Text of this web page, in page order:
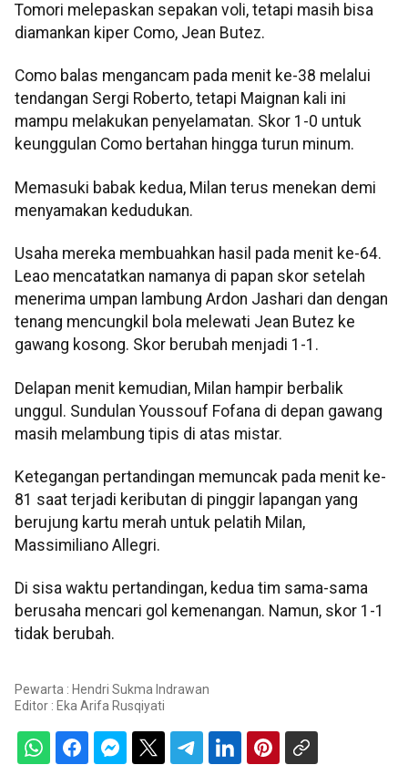
Tomori melepaskan sepakan voli, tetapi masih bisa
diamankan kiper Como, Jean Butez.
Como balas mengancam pada menit ke-38 melalui
tendangan Sergi Roberto, tetapi Maignan kali ini
mampu melakukan penyelamatan. Skor 1-0 untuk
keunggulan Como bertahan hingga turun minum.
Memasuki babak kedua, Milan terus menekan demi
menyamakan kedudukan.
Usaha mereka membuahkan hasil pada menit ke-64.
Leao mencatatkan namanya di papan skor setelah
menerima umpan lambung Ardon Jashari dan dengan
tenang mencungkil bola melewati Jean Butez ke
gawang kosong. Skor berubah menjadi 1-1.
Delapan menit kemudian, Milan hampir berbalik
unggul. Sundulan Youssouf Fofana di depan gawang
masih melambung tipis di atas mistar.
Ketegangan pertandingan memuncak pada menit ke-
81 saat terjadi keributan di pinggir lapangan yang
berujung kartu merah untuk pelatih Milan,
Massimiliano Allegri.
Di sisa waktu pertandingan, kedua tim sama-sama
berusaha mencari gol kemenangan. Namun, skor 1-1
tidak berubah.
Pewarta : Hendri Sukma Indrawan
Editor : Eka Arifa Rusqiyati